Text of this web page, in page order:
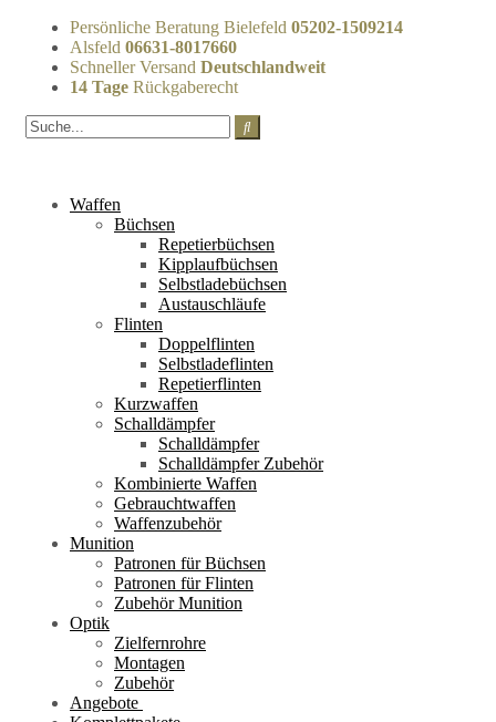
Persönliche Beratung Bielefeld 05202-1509214
Alsfeld 06631-8017660
Schneller Versand Deutschlandweit
14 Tage Rückgaberecht
Waffen
Büchsen
Repetierbüchsen
Kipplaufbüchsen
Selbstladebüchsen
Austauschläufe
Flinten
Doppelflinten
Selbstladeflinten
Repetierflinten
Kurzwaffen
Schalldämpfer
Schalldämpfer
Schalldämpfer Zubehör
Kombinierte Waffen
Gebrauchtwaffen
Waffenzubehör
Munition
Patronen für Büchsen
Patronen für Flinten
Zubehör Munition
Optik
Zielfernrohre
Montagen
Zubehör
Angebote